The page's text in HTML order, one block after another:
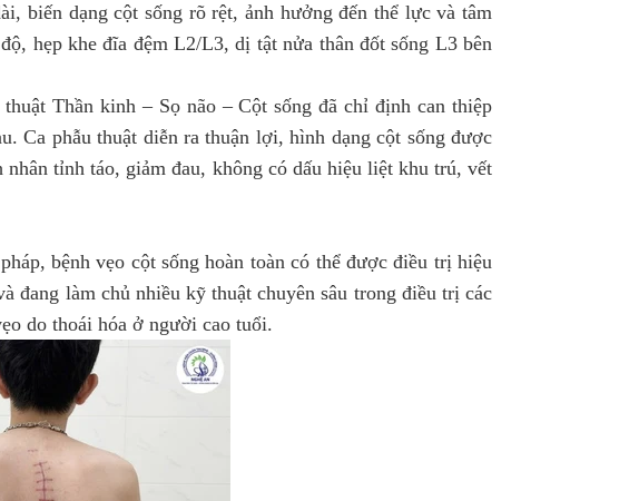
biến dạng cột sống rõ rệt, ảnh hưởng đến thể lực và tâm
hẹp khe đĩa đệm L2/L3, dị tật nửa thân đốt sống L3 bên
Thần kinh – Sọ não – Cột sống đã chỉ định can thiệp
Ca phẫu thuật diễn ra thuận lợi, hình dạng cột sống được
nhân tỉnh táo, giảm đau, không có dấu hiệu liệt khu trú, vết
bệnh vẹo cột sống hoàn toàn có thể được điều trị hiệu
đang làm chủ nhiều kỹ thuật chuyên sâu trong điều trị các
do thoái hóa ở người cao tuổi.